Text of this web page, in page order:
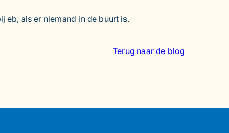
eb, als er niemand in de buurt is.
Terug naar de blog